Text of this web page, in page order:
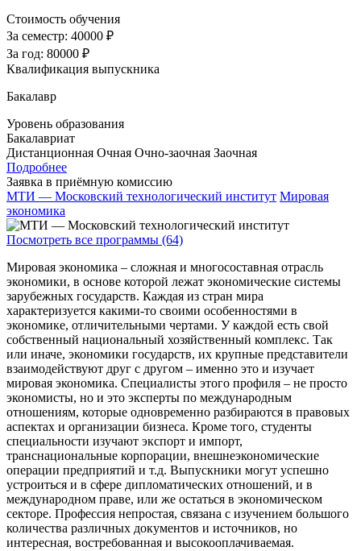
Стоимость обучения
За семестр: 40000 ₽
За год: 80000 ₽
Квалификация выпускника
Бакалавр
Уровень образования
Бакалавриат
Дистанционная Очная Очно-заочная Заочная
Подробнее
Заявка в приёмную комиссию
МТИ — Московский технологический институт Мировая
экономика
Посмотреть все программы (64)
Мировая экономика – сложная и многосоставная отрасль
экономики, в основе которой лежат экономические системы
зарубежных государств. Каждая из стран мира
характеризуется какими-то своими особенностями в
экономике, отличительными чертами. У каждой есть свой
собственный национальный хозяйственный комплекс. Так
или иначе, экономики государств, их крупные представители
взаимодействуют друг с другом – именно это и изучает
мировая экономика. Специалисты этого профиля – не просто
экономисты, но и это эксперты по международным
отношениям, которые одновременно разбираются в правовых
аспектах и организации бизнеса. Кроме того, студенты
специальности изучают экспорт и импорт,
транснациональные корпорации, внешнеэкономические
операции предприятий и т.д. Выпускники могут успешно
устроиться и в сфере дипломатических отношений, и в
международном праве, или же остаться в экономическом
секторе. Профессия непростая, связана с изучением большого
количества различных документов и источников, но
интересная, востребованная и высокооплачиваемая.